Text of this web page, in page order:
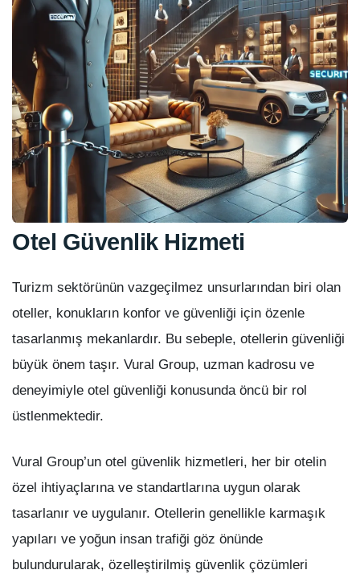
Otel Güvenlik Hizmeti
Turizm sektörünün vazgeçilmez unsurlarından biri olan
oteller, konukların konfor ve güvenliği için özenle
tasarlanmış mekanlardır. Bu sebeple, otellerin güvenliği
büyük önem taşır. Vural Group, uzman kadrosu ve
deneyimiyle otel güvenliği konusunda öncü bir rol
üstlenmektedir.
Vural Group’un otel güvenlik hizmetleri, her bir otelin
özel ihtiyaçlarına ve standartlarına uygun olarak
tasarlanır ve uygulanır. Otellerin genellikle karmaşık
yapıları ve yoğun insan trafiği göz önünde
bulundurularak, özelleştirilmiş güvenlik çözümleri